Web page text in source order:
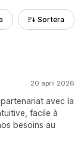
Sortera
20 april 2026
avec la
facile à
besoins au